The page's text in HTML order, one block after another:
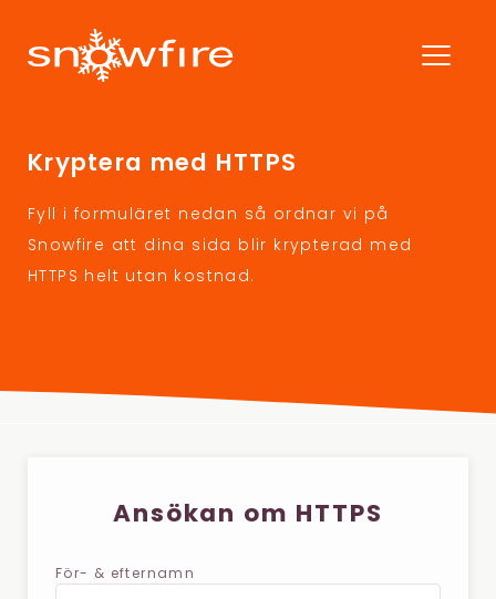
Kryptera med HTTPS
Fyll i formuläret nedan så ordnar vi på
Snowfire att dina sida blir krypterad med
HTTPS helt utan kostnad.
Ansökan om HTTPS
För- & efternamn